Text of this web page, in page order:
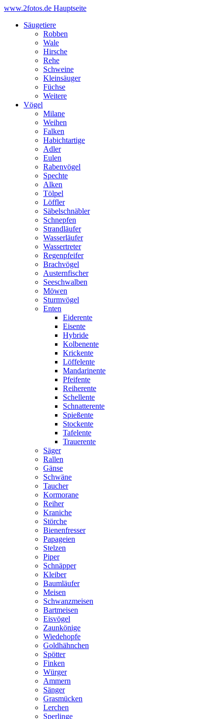
www.2fotos.de Hauptseite
Säugetiere
Robben
Wale
Hirsche
Rehe
Schweine
Kleinsäuger
Füchse
Weitere
Vögel
Milane
Weihen
Falken
Habichtartige
Adler
Eulen
Rabenvögel
Spechte
Alken
Tölpel
Löffler
Säbelschnäbler
Schnepfen
Strandläufer
Wasserläufer
Wassertreter
Regenpfeifer
Brachvögel
Austernfischer
Seeschwalben
Möwen
Sturmvögel
Enten
Eiderente
Eisente
Hybride
Kolbenente
Krickente
Löffelente
Mandarinente
Pfeifente
Reiherente
Schellente
Schnatterente
Spießente
Stockente
Tafelente
Trauerente
Säger
Rallen
Gänse
Schwäne
Taucher
Kormorane
Reiher
Kraniche
Störche
Bienenfresser
Papageien
Stelzen
Piper
Schnäpper
Kleiber
Baumläufer
Meisen
Schwanzmeisen
Bartmeisen
Eisvögel
Zaunkönige
Wiedehopfe
Goldhähnchen
Spötter
Finken
Würger
Ammern
Sänger
Grasmücken
Lerchen
Sperlinge